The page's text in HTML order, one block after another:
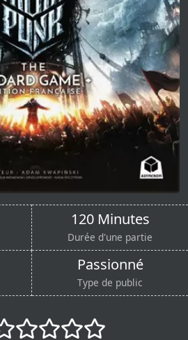
120 Minutes
Durée d'une partie
Passionné
Type de public
() () () ()
()